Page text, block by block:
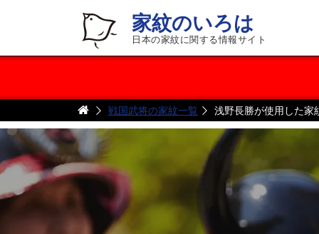
家紋のいろは
日本の家紋に関する情報サイト
戦国武将の家紋一覧 浅野長勝が使用した家